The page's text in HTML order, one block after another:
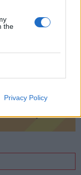
the
Privacy Policy